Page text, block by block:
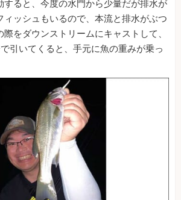
すると、今度の水門から少量だが排水が
ィッシュもいるので、本流と排水がぶつ
をダウンストリームにキャストして、
引いてくると、手元に魚の重みが乗っ